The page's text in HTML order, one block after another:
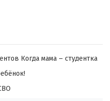
Когда мама – студентка